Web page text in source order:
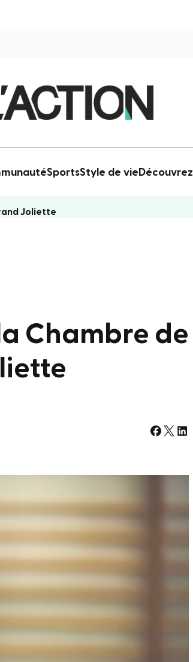
SportsStyle de vie Découvrez
Joliette
Chambre de